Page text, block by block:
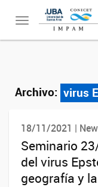
Toggle
navigation
Archivo: virus
18/11/2021 |
Seminario
del virus
geografía y